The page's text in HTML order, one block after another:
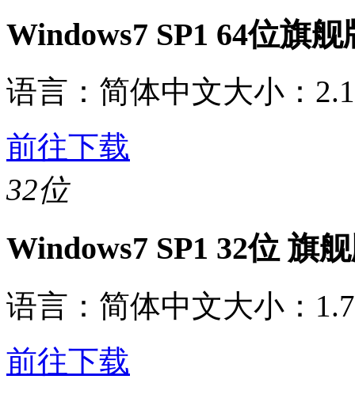
Windows7 SP1 64位旗
语言： 简体中文大小：
前往下载
32位
Windows7 SP1 32位 旗
语言： 简体中文大小：
前往下载